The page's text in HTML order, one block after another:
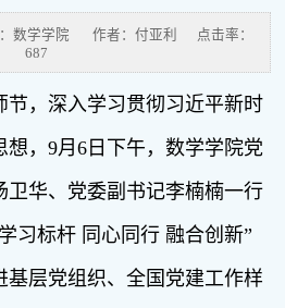
数学学院 作者：付亚利
点击率：
687
节，深入学习贯彻习近平新时
，9月6日下午，数学学院党
卫华、党委副书记李楠楠一行
习标杆 同心同行 融合创新”
基层党组织、全国党建工作样